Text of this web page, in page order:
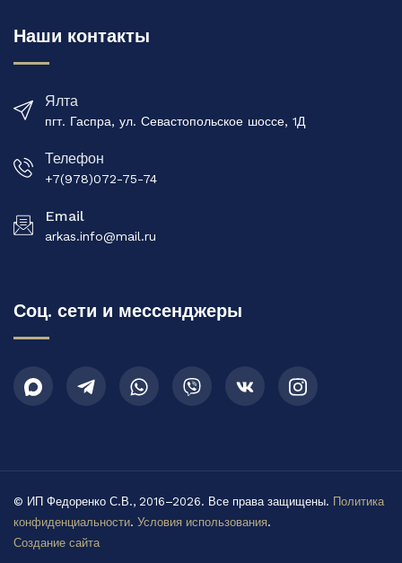
Наши контакты
Ялта
пгт. Гаспра, ул. Севастопольское шоссе, 1Д
Телефон
+7(978)072-75-74‬
Email
arkas.info@mail.ru
Соц. сети и мессенджеры
© ИП Федоренко С.В., 2016–2026. Все права защищены. Политика
конфиденциальности. Условия использования.
Создание сайта